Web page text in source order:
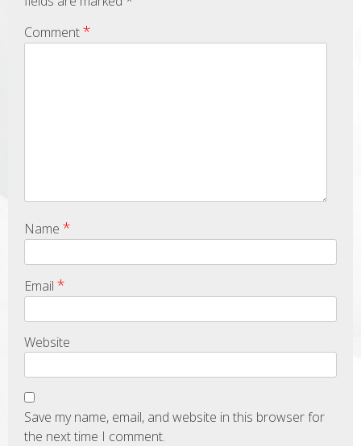
Comment*
Name *
Email *
Website
Save my name, email, and website in this browser for
the next time I comment.